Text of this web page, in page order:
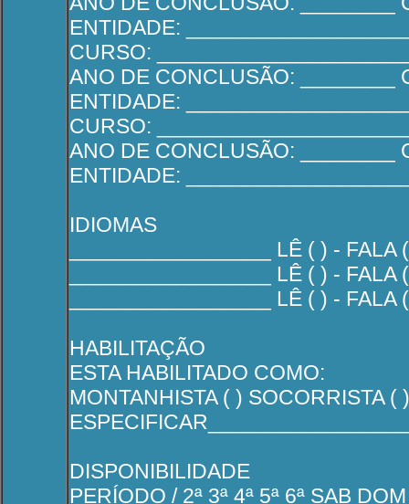
ENTIDADE:
CURSO:
ANO DE CONCLUSÃO: ________
ENTIDADE:
CURSO:
ANO DE CONCLUSÃO: ________
ENTIDADE:
IDIOMAS
_________________ LÊ ( ) - FALA
_________________ LÊ ( ) - FALA
_________________ LÊ ( ) - FALA
HABILITAÇÃO
ESTA HABILITADO COMO:
MONTANHISTA ( ) SOCORRISTA
DISPONIBILIDADE
PERÍODO / 2ª 3ª 4ª 5ª 6ª SAB